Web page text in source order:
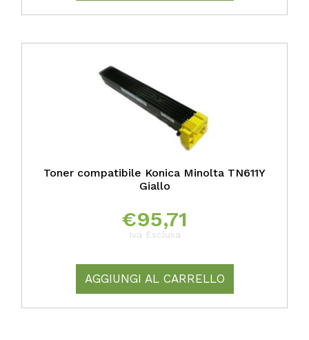
Toner compatibile Konica Minolta TN611Y
Giallo
€95,71
Iva Esclusa
AGGIUNGI AL CARRELLO